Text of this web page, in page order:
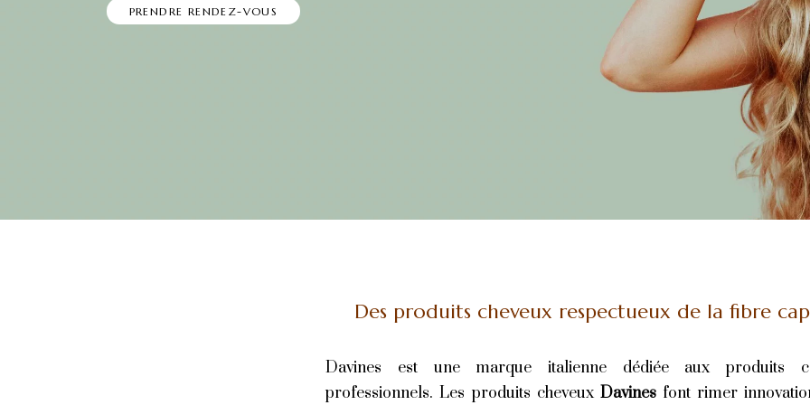
PRENDRE RENDEZ-VOUS
Des produits cheveux respectueux de la fibre
Davines est une marque italienne dédiée aux produits
professionnels. Les produits cheveux Davinesfont rimer